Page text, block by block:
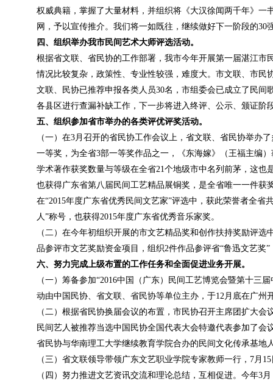
权威典籍，掌握了大量材料，并组织将《大汉徐闻两千年》
网，予以宣传推介。我们将一如既往，继续做好下一阶段的
四、组织举办我市民间艺术大师评选活动。
根据省文联、省民协的工作部署，我市今年开展第一届湛江
情况比较复杂，政策性、专业性较强，难度大。市文联、市
文联、民协已推荐申报各类人员30名，市组委会已成立了民
各县区进行查漏补缺工作，下一步将进入终评、公示、颁证
五、组织参加省市举办的各类评优评奖活动。
（一）在3月召开的省民协工作会议上，省文联、省民协举办
一等奖，为全省3部一等奖作品之一，《东海嫁》（王福主编
学术著作获奖数量与等级在全省21个地级市中名列前茅，这
也获得广东省第八届民间工艺精品展铜奖，是全省唯一一件
在“2015年度广东省优秀民间文艺家”评选中，获此荣誉者全
人”称号，也获得2015年度广东省优秀音乐家奖。
（二）在今年初组织开展的市文艺精品奖和创作扶持奖励评
品参评市文艺奖励资金项目，组织2件作品参评省“鲁迅文艺奖
六、努力完成上级布置的工作任务和全面促进业务开展。
（一）筹备参加“2016中国（广东）民间工艺博览会暨第十三
动由中国民协、省文联、省民协等单位主办，于12月底在广
（二）根据省民协换届会议的布置，市民协召开主席团扩大
民间艺人被推荐当选中国民协全国代表大会特邀代表参加了
省民协与华南理工大学继续教育学院合办的民间文化传承基地
（三）省文联领导带领广东文艺职业学院专家教师一行，7月
（四）努力推进文艺资讯交流和理论总结，互相促进。今年3